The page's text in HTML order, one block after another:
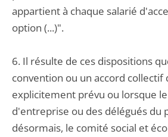
appartient à chaque salarié
option (...)".
6. Il résulte de ces dispositions
convention ou un accord collectif
explicitement prévu ou lorsque
d'entreprise ou des délégués du
désormais, le comité social et